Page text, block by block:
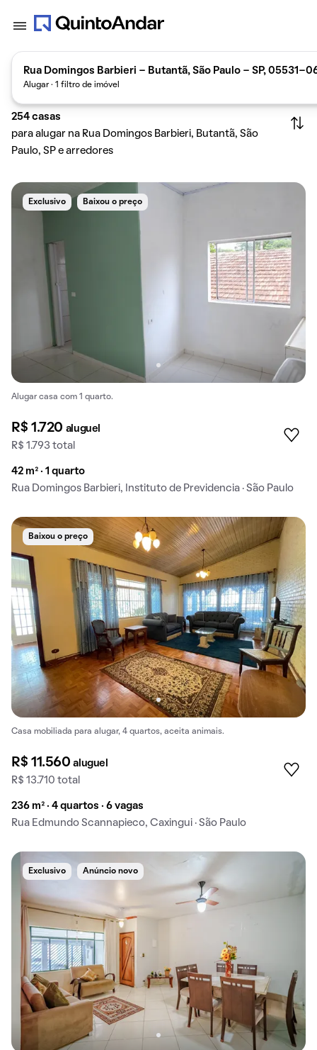
Rua Domingos Barbieri - Butantã, São Paulo - SP, 05531-
Alugar · 1 filtro de imóvel
254 casas
para alugar na Rua Domingos Barbieri, Butantã, São
Paulo, SP e arredores
Exclusivo Baixou o preço
Alugar casa com 1 quarto.
R$ 1.720 aluguel
R$ 1.793 total
42 m² · 1 quarto
Rua Domingos Barbieri, Instituto de Previdencia · São Paulo
Baixou o preço
Casa mobiliada para alugar, 4 quartos, aceita animais.
R$ 11.560aluguel
R$ 13.710 total
236 m² · 4 quartos · 6 vagas
Rua Edmundo Scannapieco, Caxingui · São Paulo
Exclusivo Anúncio novo